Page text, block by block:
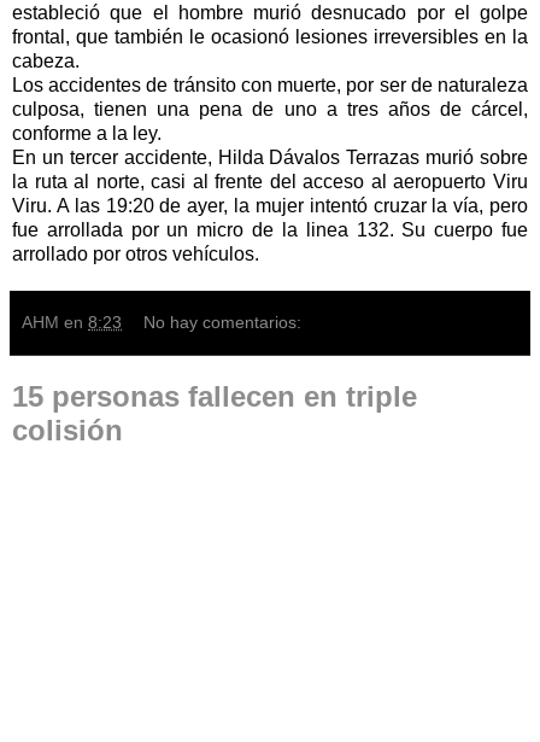
estableció que el hombre murió desnucado por el golpe
frontal, que también le ocasionó lesiones irreversibles en la
cabeza.
Los accidentes de tránsito con muerte, por ser de naturaleza
culposa, tienen una pena de uno a tres años de cárcel,
conforme a la ley.
En un tercer accidente, Hilda Dávalos Terrazas murió sobre
la ruta al norte, casi al frente del acceso al aeropuerto Viru
Viru. A las 19:20 de ayer, la mujer intentó cruzar la vía, pero
fue arrollada por un micro de la linea 132. Su cuerpo fue
arrollado por otros vehículos.
AHM en 8:23 No hay comentarios:
15 personas fallecen en triple
colisión